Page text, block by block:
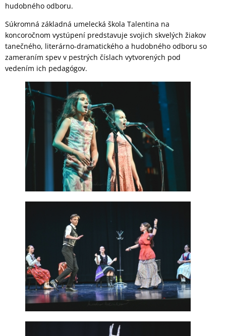
hudobného odboru.
Súkromná základná umelecká škola Talentina na
koncoročnom vystúpení predstavuje svojich skvelých žiakov
tanečného, literárno-dramatického a hudobného odboru so
zameraním spev v pestrých číslach vytvorených pod
vedením ich pedagógov.